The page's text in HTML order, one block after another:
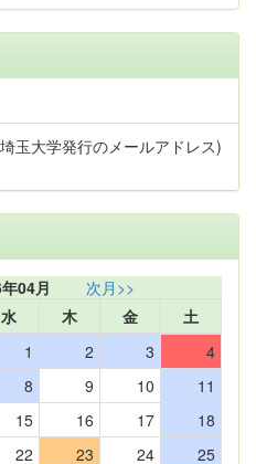
玉大学発行のメールアドレス)
04月
次月>>
水 木 金
土
1
2 3
4
8 9 10
11
15 16 17
18
22 23 24
25